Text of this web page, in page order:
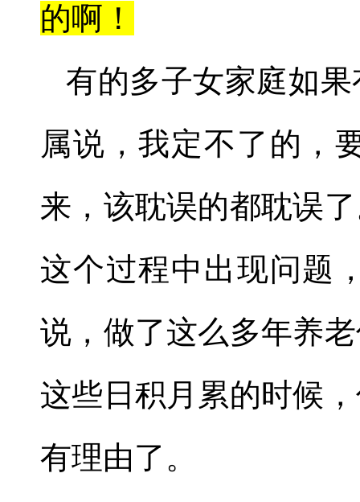
的啊！
有的多子女家庭如
属说，我定不了的，
来，该耽误的都耽误
这个过程中出现问题
说，做了这么多年养
这些日积月累的时候
有理由了。